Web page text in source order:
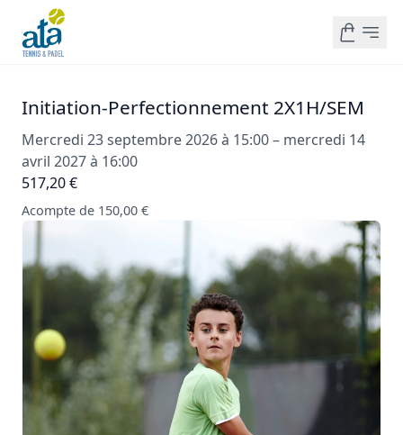
Initiation-Perfectionnement 2X1H/SEM
Mercredi 23 septembre 2026 à 15:00 – mercredi 14
avril 2027 à 16:00
517,20 €
Acompte de 150,00 €